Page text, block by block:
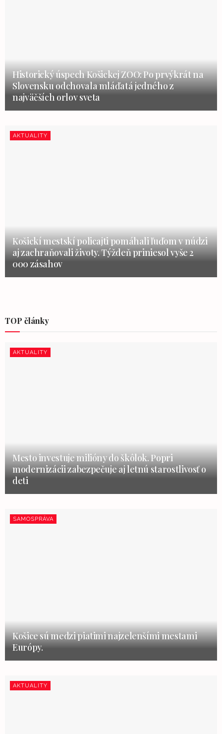
Historický úspech Košickej ZOO: Po prvýkrát na
Slovensku odchovala mláďatá jedného z
najväčších orlov sveta
AKTUALITY
Košickí mestskí policajti pomáhali ľuďom v núdzi
aj zachraňovali životy. Týždeň priniesol vyše 2
000 zásahov
TOP články
AKTUALITY
Mesto investuje milióny do škôlok. Popri
modernizácii zabezpečuje aj letnú starostlivosť o
deti
SAMOSPRÁVA
Košice sú medzi piatimi najzelenšími mestami
Európy.
AKTUALITY